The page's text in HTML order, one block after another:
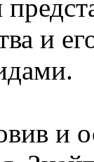
и
и